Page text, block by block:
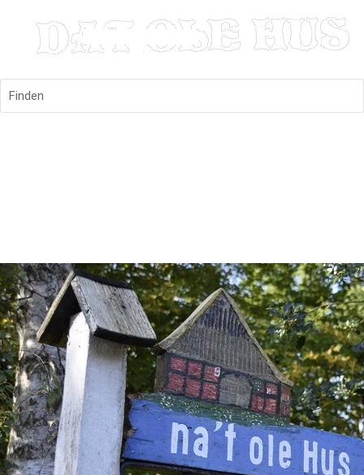
Finden